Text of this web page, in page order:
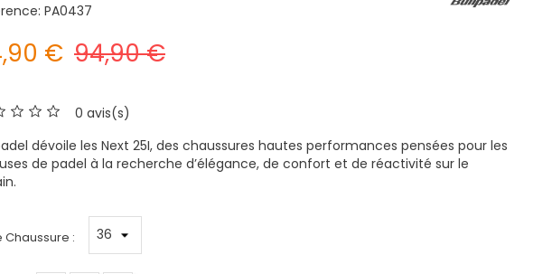
PA0437
€ 94,90 €
0 avis(s)
dévoile les Next 25I, des chaussures hautes performances pensées pour les
de padel à la recherche d’élégance, de confort et de réactivité sur le
Chaussure :